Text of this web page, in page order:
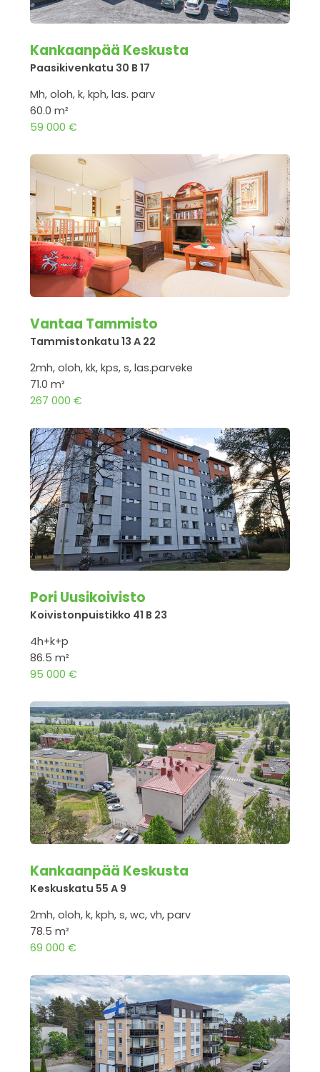
Kankaanpää Keskusta
Paasikivenkatu 30 B 17
Mh, oloh, k, kph, las. parv
60.0 m²
59 000 €
Vantaa Tammisto
Tammistonkatu 13 A 22
2mh, oloh, kk, kps, s, las.parveke
71.0 m²
267 000 €
Pori Uusikoivisto
Koivistonpuistikko 41 B 23
4h+k+p
86.5 m²
95 000 €
Kankaanpää Keskusta
Keskuskatu 55 A 9
2mh, oloh, k, kph, s, wc, vh, parv
78.5 m²
69 000 €